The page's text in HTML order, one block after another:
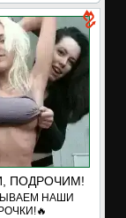
ПОДРОЧИМ!
НАШИ